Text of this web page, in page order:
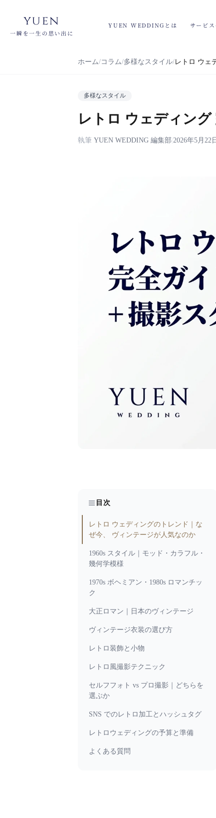
yuen
一瞬を一生の思い出に
YUEN WEDDINGとは サービ
ホーム コラム 多様なスタイル レトロ ウェ
多様なスタイル
レトロ ウェディング
執筆 YUEN WEDDING 編集部 2026年5月22
目次
レトロ ウェディングのトレンド｜な
ぜ今、 ヴィンテージが人気なのか
1960s スタイル｜モッド・カラフル・
幾何学模様
1970s ボヘミアン・1980s ロマンチッ
ク
大正ロマン｜日本のヴィンテージ
ヴィンテージ衣装の選び方
レトロ装飾と小物
レトロ風撮影テクニック
セルフフォト vs プロ撮影｜どちらを
選ぶか
SNS でのレトロ加工とハッシュタグ
レトロウェディングの予算と準備
よくある質問